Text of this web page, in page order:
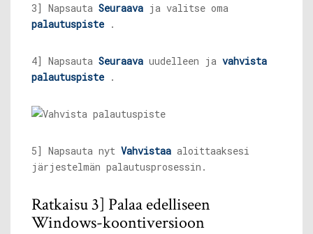
3] Napsauta Seuraava ja valitse oma
palautuspiste .
4] Napsauta Seuraava uudelleen ja vahvista
palautuspiste .
5] Napsauta nyt Vahvistaa aloittaaksesi
järjestelmän palautusprosessin.
Ratkaisu 3] Palaa edelliseen
Windows-koontiversioon